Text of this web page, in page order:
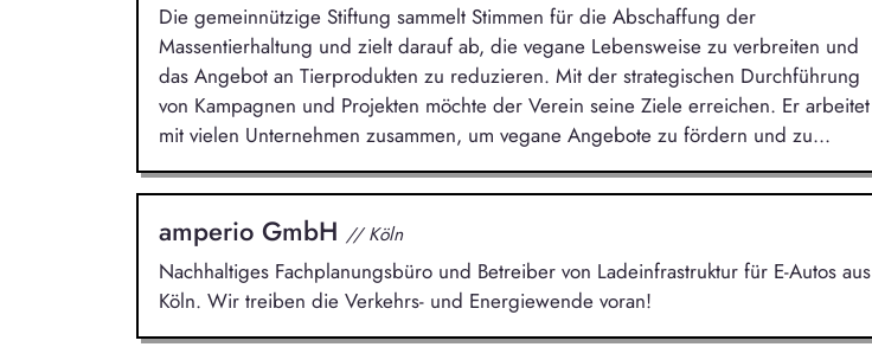
Die gemeinnützige Stiftung sammelt Stimmen für die Abschaffung der
Massentierhaltung und zielt darauf ab, die vegane Lebensweise zu verbreiten und
das Angebot an Tierprodukten zu reduzieren. Mit der strategischen Durchführung
von Kampagnen und Projekten möchte der Verein seine Ziele erreichen. Er arbeitet
mit vielen Unternehmen zusammen, um vegane Angebote zu fördern und zu...
amperio GmbH // Köln
Nachhaltiges Fachplanungsbüro und Betreiber von Ladeinfrastruktur für E-Autos aus
Köln. Wir treiben die Verkehrs- und Energiewende voran!